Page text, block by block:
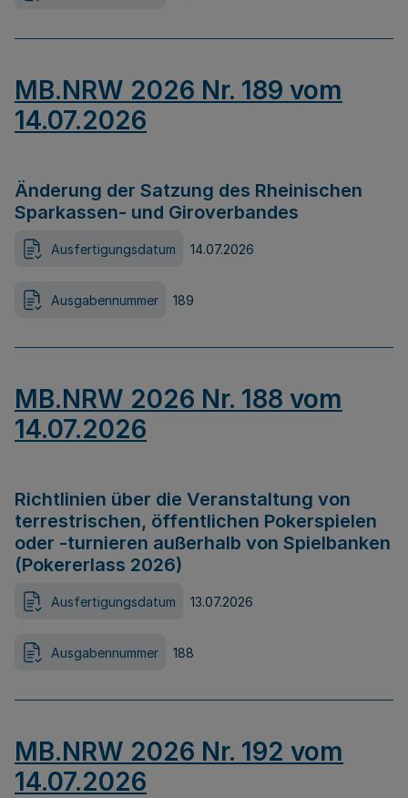
MB.NRW 2026 Nr. 189 vom
14.07.2026
Änderung der Satzung des Rheinischen
Sparkassen- und Giroverbandes
Ausfertigungsdatum 14.07.2026
Ausgabennummer 189
MB.NRW 2026 Nr. 188 vom
14.07.2026
Richtlinien über die Veranstaltung von
terrestrischen, öffentlichen Pokerspielen
oder -turnieren außerhalb von Spielbanken
(Pokererlass 2026)
Ausfertigungsdatum 13.07.2026
Ausgabennummer 188
MB.NRW 2026 Nr. 192 vom
14.07.2026